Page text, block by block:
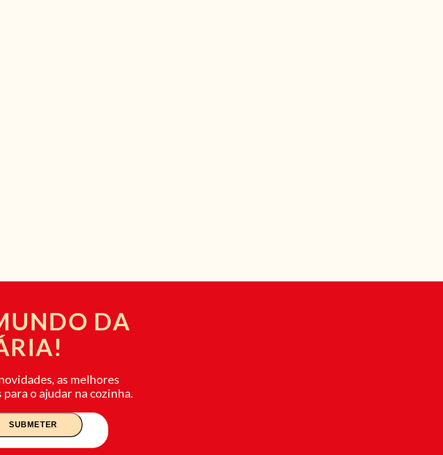
DA
as melhores
o ajudar na cozinha.